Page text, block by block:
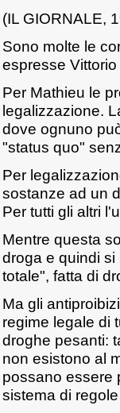
(IL GIORNALE,
Sono molte le
espresse
Per Mathieu le
legalizzazione.
dove ognuno
"status quo"
Per
sostanze ad un
Per tutti gli altri
Mentre questa
droga e quindi
totale", fatta di
Ma gli
regime legale di
droghe pesanti:
non esistono al
possano essere
sistema di